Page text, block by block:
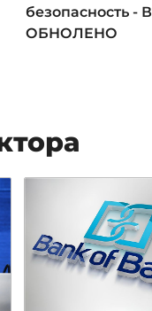
безопасность -
ОБНОЛЕНО